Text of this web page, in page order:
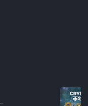
কিছু জীবিকার শর্ত থাকে একাকিত্ব, সাহসিকতা এবং দুর্দান্ত অভিযান। সেই গল্পগুলো এক জায়গায় এই সিরিজে। শুনুন ভারতের নিঃসঙ্গ জীবিকাগুলোর অভিজ্ঞতা।